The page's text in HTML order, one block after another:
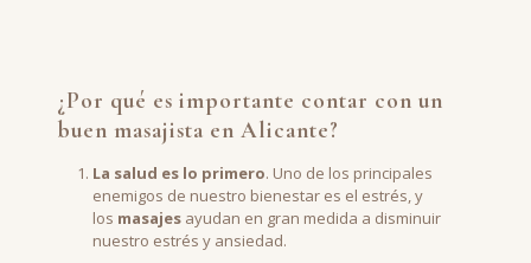
¿Por qué es importante contar con un
buen masajista en Alicante?
La salud es lo primero. Uno de los principales
enemigos de nuestro bienestar es el estrés, y
los masajes ayudan en gran medida a disminuir
nuestro estrés y ansiedad.